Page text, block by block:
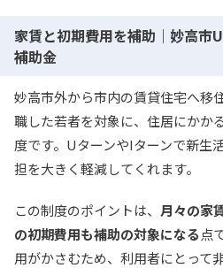
家賃と初期費用を補助｜妙高市
補助金
妙高市外から市内の賃貸住宅へ移
職した若者を対象に、住居にかか
度です。UターンやIターンで新生
担を大きく軽減してくれます。
この制度のポイントは、 月々の家
の初期費用も補助の対象になる点
用がかさむため、利用者にとって